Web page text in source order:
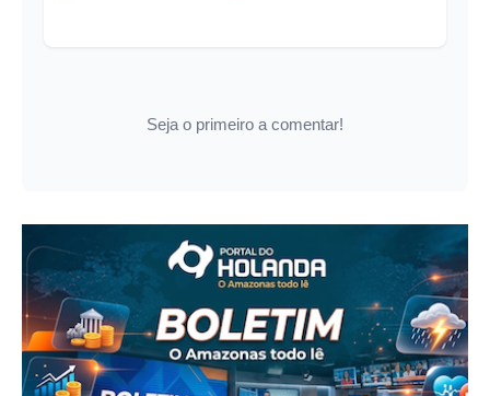
Seja o primeiro a comentar!